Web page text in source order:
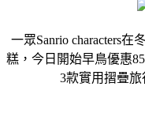
一眾Sanrio characters
糕，今日開始早鳥優惠
3款實用摺疊旅